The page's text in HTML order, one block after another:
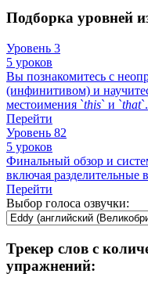
Подборка уровней
Уровень 3
5 уроков
Вы познакомитесь с
(инфинитивом) и
местоимения `this` и `that`.
Перейти
Уровень 82
5 уроков
Финальный обзор и
включая разделительные
Перейти
Выбор голоса озвучки:
Трекер слов с
упражнений: